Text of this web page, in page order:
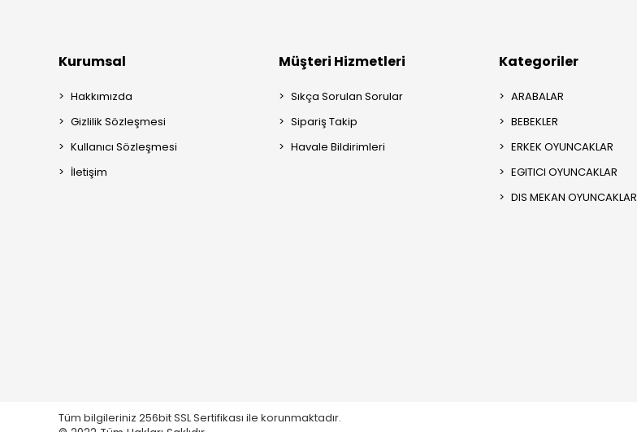
Kurumsal
Hakkımızda
Gizlilik Sözleşmesi
Kullanıcı Sözleşmesi
İletişim
Müşteri Hizmetleri
Sıkça Sorulan Sorular
Sipariş Takip
Havale Bildirimleri
Kategoriler
ARABALAR
BEBEKLER
ERKEK OYUNCAKLAR
EGITICI OYUNCAKLAR
DIS MEKAN OYUNCAKLAR
Tüm bilgileriniz 256bit SSL Sertifikası ile korunmaktadır.